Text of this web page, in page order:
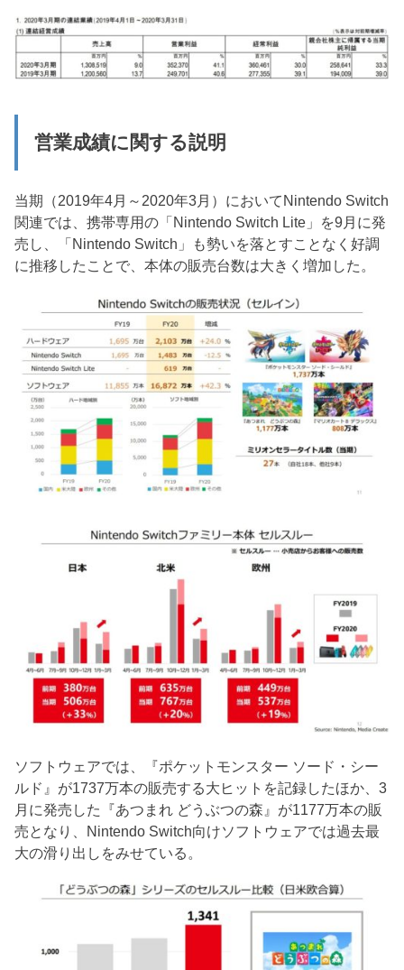
営業成績に関する説明
当期（2019年4月～2020年3月）においてNintendo Switch
関連では、携帯専用の「Nintendo Switch Lite」を9月に発
売し、「Nintendo Switch」も勢いを落とすことなく好調
に推移したことで、本体の販売台数は大きく増加した。
ソフトウェアでは、『ポケットモンスター ソード・シー
ルド』が1737万本の販売する大ヒットを記録したほか、3
月に発売した『あつまれ どうぶつの森』が1177万本の販
売となり、Nintendo Switch向けソフトウェアでは過去最
大の滑り出しをみせている。